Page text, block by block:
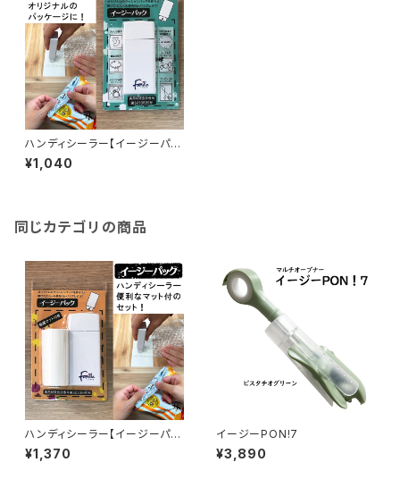
ハンディシーラー【イージーパッ
ク】
¥1,040
同じカテゴリの商品
ハンディシーラー【イージーパッ
ク 保護マット付き】
¥1,370
イージーPON!7
¥3,890